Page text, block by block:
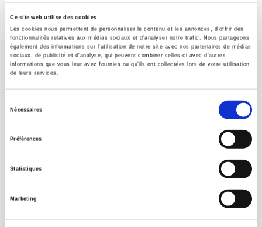
Ce site web utilise des cookies
Les cookies nous permettent de personnaliser le contenu et les annonces, d'offrir des
fonctionnalités relatives aux médias sociaux et d'analyser notre trafic. Nous partageons
également des informations sur l'utilisation de notre site avec nos partenaires de médias
sociaux, de publicité et d'analyse, qui peuvent combiner celles-ci avec d'autres
informations que vous leur avez fournies ou qu'ils ont collectées lors de votre utilisation
de leurs services.
Nécessaires
Préférences
Statistiques
Marketing
Maison d'édition dédiée aux sciences humaines et sociales, les
à la transmission des savoirs et des idées
FOREIGN RIGHTS